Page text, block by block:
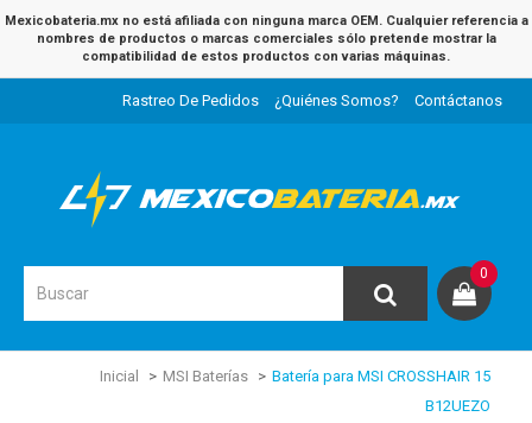
Mexicobateria.mx no está afiliada con ninguna marca OEM. Cualquier referencia a
nombres de productos o marcas comerciales sólo pretende mostrar la
compatibilidad de estos productos con varias máquinas.
Rastreo De Pedidos ¿Quiénes Somos? Contáctanos
0
Inicial MSI Baterías
Batería para MSI CROSSHAIR 15
B12UEZO